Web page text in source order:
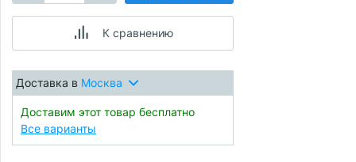
К сравнению
Доставка в Москва
Доставим этот товар бесплатно
Все варианты